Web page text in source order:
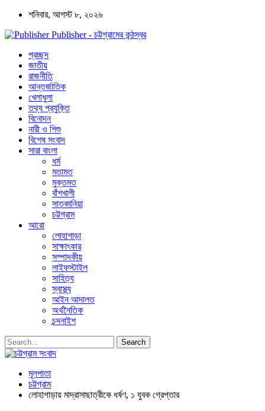
শনিবার, আগস্ট ৮, ২০২৬
Publisher - চট্টগ্রামের কন্ঠস্বর
প্রচ্ছদ
জাতীয়
রাজনীতি
আন্তর্জাতিক
খেলাধুলা
তথ্য প্রযুক্তি
বিনোদন
নারী ও শিশু
বিশেষ সংবাদ
সারা বাংলা
ধর্ম
মতামত
মুক্তমত
বাঁশখালী
সাতকানিয়া
চট্টগ্রাম
আরো
লোহাগাড়া
সাক্ষাৎকার
সম্পাদকীয়
লাইফস্টাইল
সাহিত্য
স্বাস্থ্য
আইন আদালত
অর্থনৈতিক
চন্দনাইশ
মূলপাতা
চট্টগ্রাম
লোহাগাড়ায় মাদ্রাসাছাত্রীকে ধর্ষণ, ১ যুবক গ্রেপ্তার